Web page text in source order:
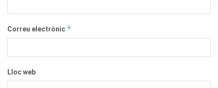
Correu electrònic *
Lloc web